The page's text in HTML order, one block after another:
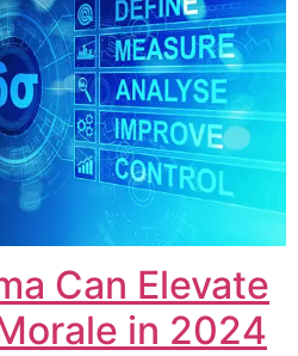
Can Elevate
in 2024